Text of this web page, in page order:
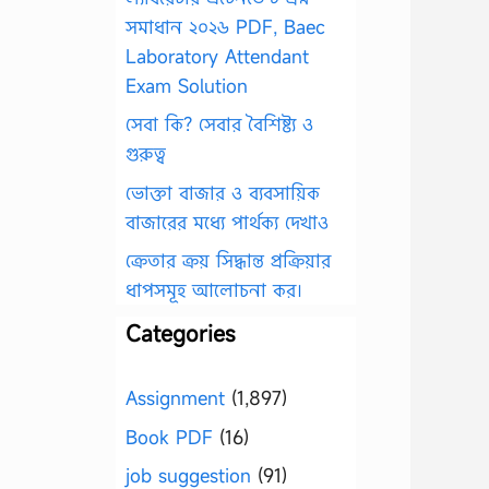
সমাধান ২০২৬ PDF, Baec
Laboratory Attendant
Exam Solution
সেবা কি? সেবার বৈশিষ্ট্য ও
গুরুত্ব
ভোক্তা বাজার ও ব্যবসায়িক
বাজারের মধ্যে পার্থক্য দেখাও
ক্রেতার ক্রয় সিদ্ধান্ত প্রক্রিয়ার
ধাপসমূহ আলোচনা কর।
Categories
Assignment (1,897)
Book PDF (16)
job suggestion (91)